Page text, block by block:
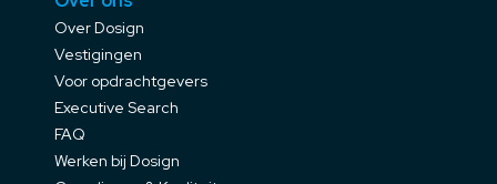
Over Dosign
Vestigingen
Voor opdrachtgevers
Executive Search
FAQ
Werken bij Dosign